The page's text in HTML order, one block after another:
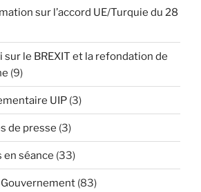
sur l’accord UE/Turquie du 28
sur le BREXIT et la refondation de
(9)
UIP (3)
de presse (3)
séance (33)
(83)